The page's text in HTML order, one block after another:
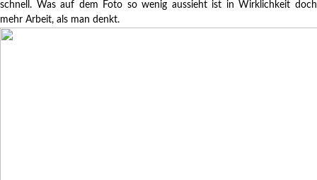
schnell. Was auf dem Foto so wenig aussieht ist in Wirklichkeit doch
mehr Arbeit, als man denkt.